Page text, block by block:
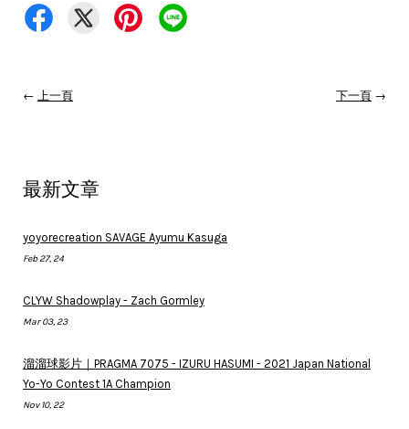
← 上一頁 下一頁 →
最新文章
yoyorecreation SAVAGE Ayumu Kasuga
Feb 27, 24
CLYW Shadowplay - Zach Gormley
Mar 03, 23
溜溜球影片｜PRAGMA 7075 - IZURU HASUMI - 2021 Japan National
Yo-Yo Contest 1A Champion
Nov 10, 22